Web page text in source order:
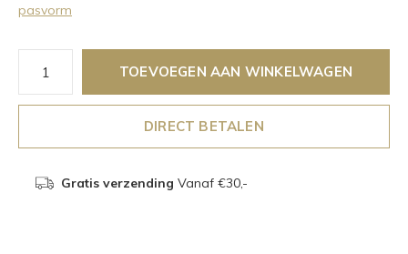
pasvorm
TOEVOEGEN AAN WINKELWAGEN
DIRECT BETALEN
Gratis verzending Vanaf €30,-